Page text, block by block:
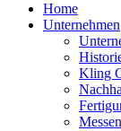
Home
Unternehmen
Kling
Messen